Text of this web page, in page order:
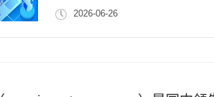
2026-06-26